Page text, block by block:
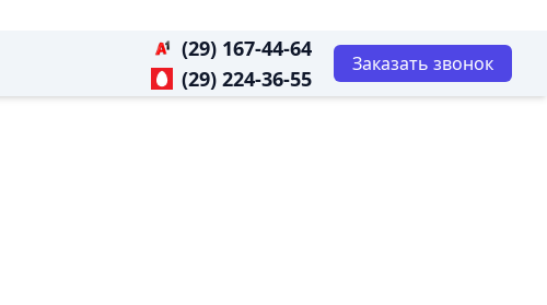
(29) 167-44-64
(29) 224-36-55
Заказать звонок